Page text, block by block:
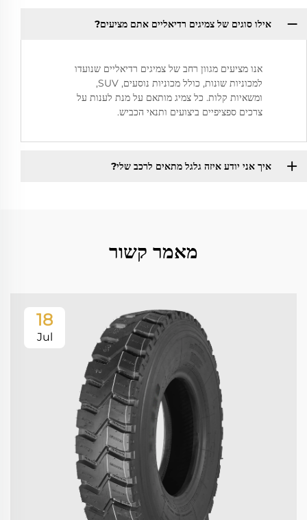
אילו סוגים של צמיגים רדיאליים אתם מציעים?
אנו מציעים מגוון רחב של צמיגים רדיאליים שנועדו
למכוניות שונות, כולל מכוניות נוסעים, SUV,
ומשאיות קלות. כל צמיג מותאם על מנת לענות על
צרכים ספציפיים ביצועים ותנאי הכביש.
איך אני יודע איזה גלגל מתאים לרכב שלי?
מאמר קשור
18
Jul